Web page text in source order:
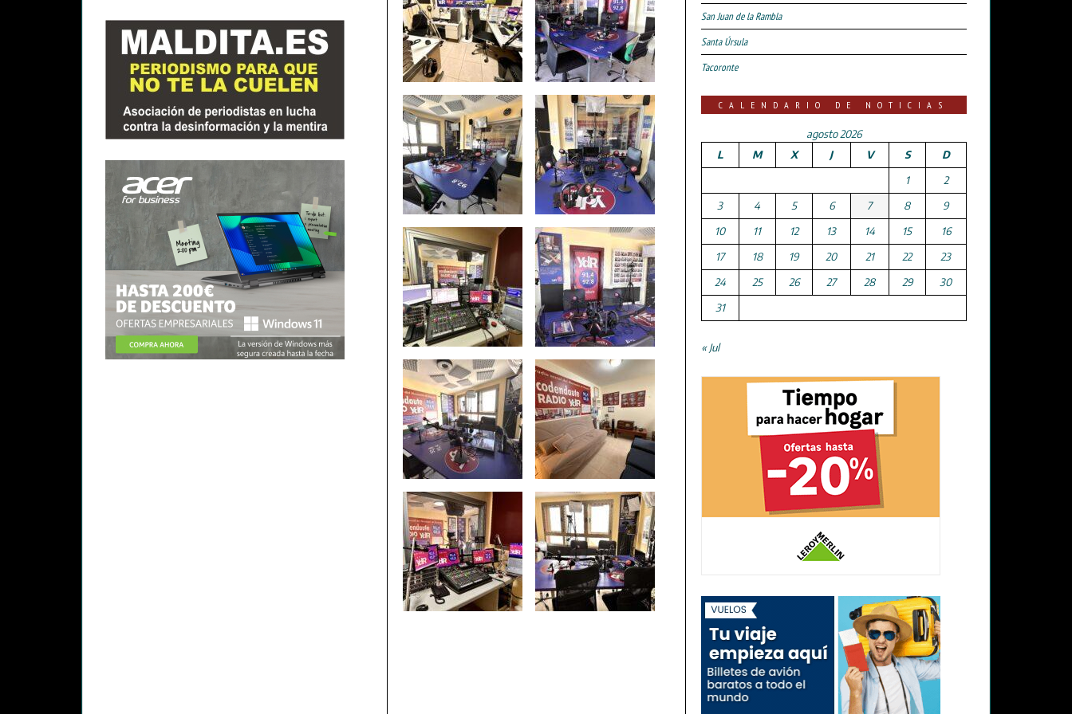
San Juan de la Rambla
Santa Úrsula
Tacoronte
CALENDARIO DE NOTICIAS
agosto 2026
L
M X J V S
D
1
2
3
4 5 6 7 8
9
10
11 12 13 14 15
16
17
18 19 20 21 22
23
24
25 26 27 28 29
30
31
« Jul